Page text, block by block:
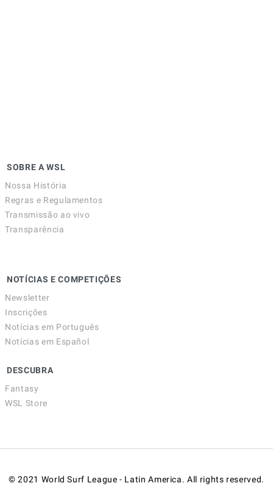
SOBRE A WSL
Nossa História
Regras e Regulamentos
Transmissão ao vivo
Transparência
NOTÍCIAS E COMPETIÇÕES
Newsletter
Inscrições
Notícias em Português
Notícias em Español
DESCUBRA
Fantasy
WSL Store
© 2021 World Surf League - Latin America. All rights reserved.